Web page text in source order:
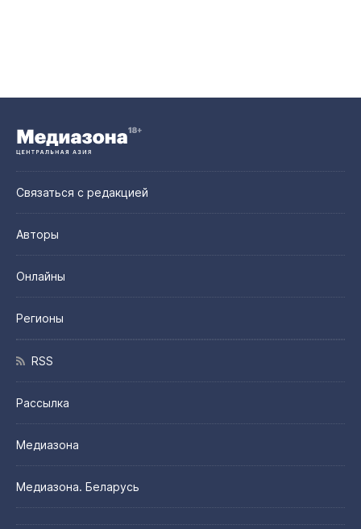
Связаться с редакцией
Авторы
Онлайны
Регионы
RSS
Рассылка
Медиазона
Медиазона. Беларусь